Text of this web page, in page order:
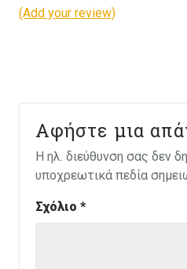
(Add your review)
Αφήστε μια
Η ηλ. διεύθυνση σας δεν
υποχρεωτικά πεδία
Σχόλιο *